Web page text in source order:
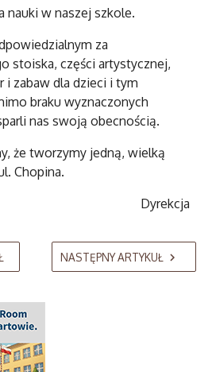
nauki w naszej szkole.
za
stoiska, części artystycznej,
i zabaw dla dzieci i tym
braku wyznaczonych
nas swoją obecnością.
że tworzymy jedną, wielką
Chopina.
Dyrekcja
NASTĘPNY ARTYKUŁ